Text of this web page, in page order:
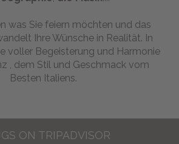
was Sie feiern möchten und das
Ihre Wünsche in Realität. In
voller Begeisterung und Harmonie
, dem Stil und Geschmack vom
Besten Italiens.
ON TRIPADVISOR